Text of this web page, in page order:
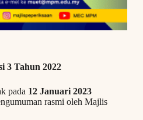
3 Tahun 2022
pada 12 Januari 2023
rasmi oleh Majlis